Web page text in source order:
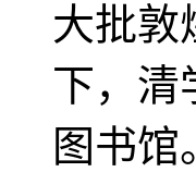
大批敦
下，清
图书